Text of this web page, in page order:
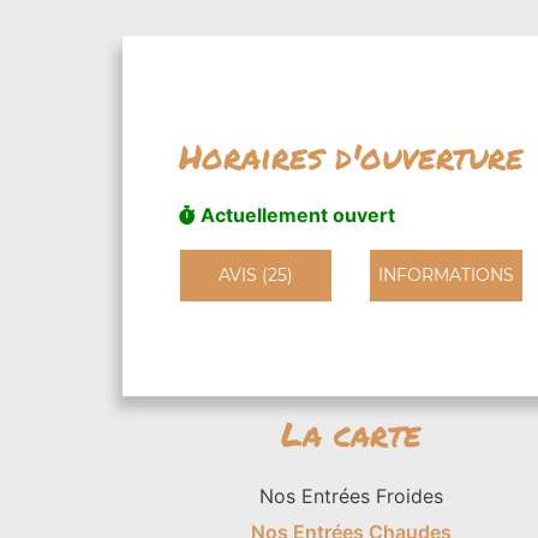
Horaires d'ouverture
Actuellement ouvert
AVIS (25) INFORMATIONS
La carte
Nos Entrées Froides
Nos Entrées Chaudes